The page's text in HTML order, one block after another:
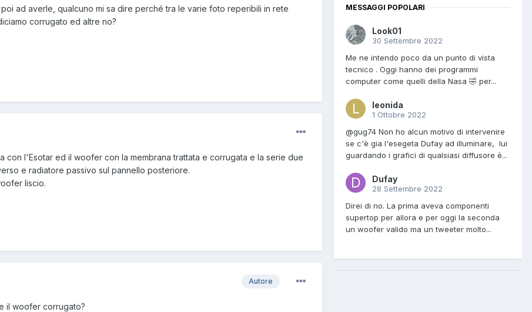
ad averle, qualcuno mi sa dire perché tra le varie foto reperibili in rete
corrugato ed altre no?
con l'Esotar ed il woofer con la membrana trattata e corrugata e la serie due
e radiatore passivo sul pannello posteriore.
liscio.
Autore
il woofer corrugato?
MESSAGGI POPOLARI
Look01
30 Settembre 2022
Me ne intendo poco da un punto di vista
tecnico . Oggi hanno dei programmi
computer come quelli della Nasa 🤣 per...
leonida
1 Ottobre 2022
@gug74 Non ho alcun motivo di intervenire
se c'è gia l'esegeta Dufay ad illuminare, lui
guardando i grafici di qualsiasi diffusore è...
Dufay
28 Settembre 2022
Direi di no. La prima aveva componenti
supertop per allora e per oggi la seconda
un woofer valido ma un tweeter molto...